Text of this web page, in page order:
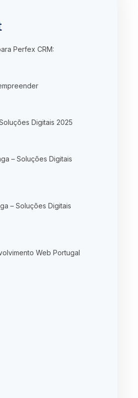
Perfex CRM:
Digitais 2025
– Soluções Digitais
– Soluções Digitais
Web Portugal